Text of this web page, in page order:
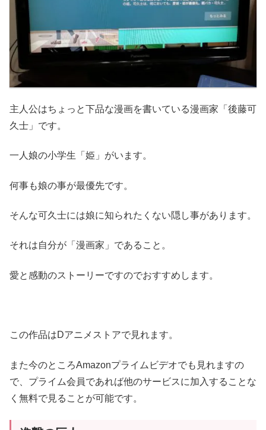
主人公はちょっと下品な漫画を書いている漫画家「後藤可
久士」です。
一人娘の小学生「姫」がいます。
何事も娘の事が最優先です。
そんな可久士には娘に知られたくない隠し事があります。
それは自分が「漫画家」であること。
愛と感動のストーリーですのでおすすめします。
この作品はDアニメストアで見れます。
また今のところAmazonプライムビデオでも見れますの
で、プライム会員であれば他のサービスに加入することな
く無料で見ることが可能です。